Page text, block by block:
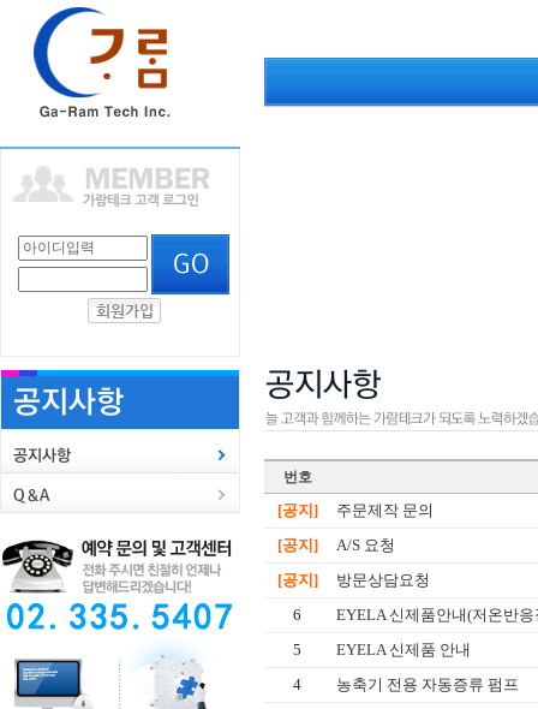
번호
[공지]
주문제작 문의
[공지]
A/S 요청
[공지]
방문상담요청
6
EYELA 신제품안내(저온반응
5
EYELA 신제품 안내
4
농축기 전용 자동증류 펌프